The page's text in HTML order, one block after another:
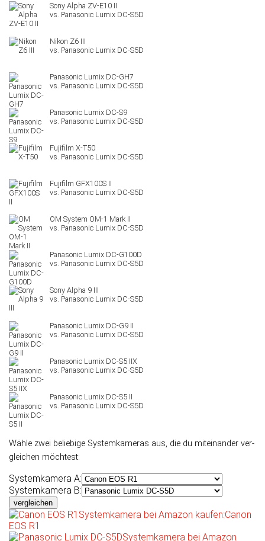
Sony Alpha ZV-E10 II
Nikon Z6 III
Panasonic Lumix DC-GH7
Panasonic Lumix DC-S9
Fujifilm X-T50
Fujifilm GFX100S II
OM System OM-1 Mark II
Panasonic Lumix DC-G100D
Sony Alpha 9 III
Panasonic Lumix DC-G9 II
Panasonic Lumix DC-S5 IIX
Panasonic Lumix DC-S5 II
Wähle zwei beliebige Systemkameras aus, die du mit­ein­an­der ver­
glei­chen möchtest:
Systemkamera A:
Systemkamera B:
vergleichen
Systemkamera bei Amazon kaufen:Canon
EOS R1
Systemkamera bei Amazon